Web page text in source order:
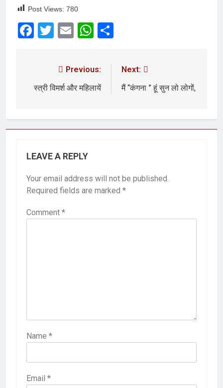
Post Views: 780
Facebook
Twitter
EmailWhatsApp
Previous:
स्त्री विमर्श और महिलायें
Next:
मैं “कंगना ” हूं सुन लो लोगों,
LEAVE A REPLY
Your email address will not be published.
Required fields are marked *
Comment *
Name *
Email *